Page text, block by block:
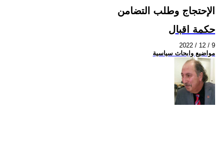
الإحتجاج وطلب التضامن
حكمة اقبال
2022 / 12 / 9
مواضيع وابحاث سياسية